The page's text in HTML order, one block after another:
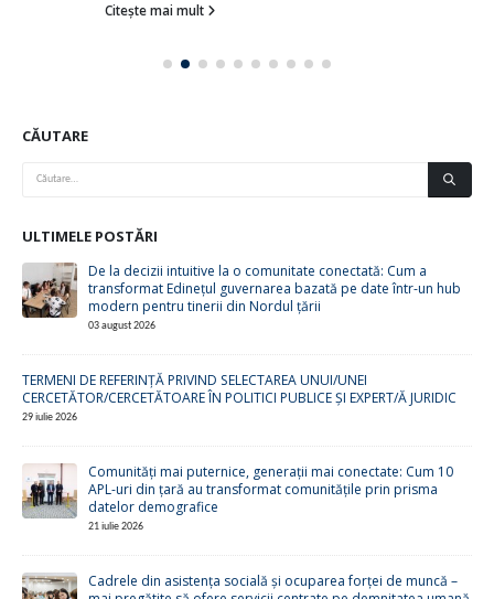
Citește mai mult
CĂUTARE
ULTIMELE POSTĂRI
transformat Edinețul guvernarea bazată pe date într-un hub
modern pentru tinerii din Nordul țării
03 august 2026
TERMENI DE REFERINȚĂ PRIVIND SELECTAREA UNUI/UNEI
CERCETĂTOR/CERCETĂTOARE ÎN POLITICI PUBLICE ȘI EXPERT/Ă JURIDIC
APL-uri din țară au transformat comunitățile prin prisma
datelor demografice
mai pregătite să ofere servicii centrate pe demnitatea umană